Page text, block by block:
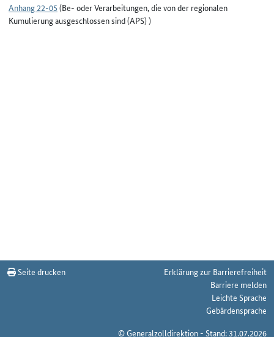
Anhang 22-05 (Be- oder Verarbeitungen, die von der regionalen
Kumulierung ausgeschlossen sind (APS) )
Seite drucken
Erklärung zur Barrierefreiheit
Barriere melden
Leichte Sprache
Gebärdensprache
© Generalzolldirektion - Stand: 31.07.2026